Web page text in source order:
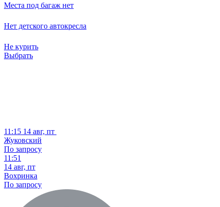
Места под багаж нет
Нет детского автокресла
Не курить
Выбрать
11:15 14 авг, пт
Жуковский
По запросу
11:51
14 авг, пт
Вохринка
По запросу